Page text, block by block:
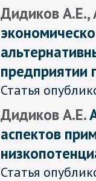
Дидиков А.Е.,
предприятии
Статья
Дидиков А.Е.
аспектов
Статья